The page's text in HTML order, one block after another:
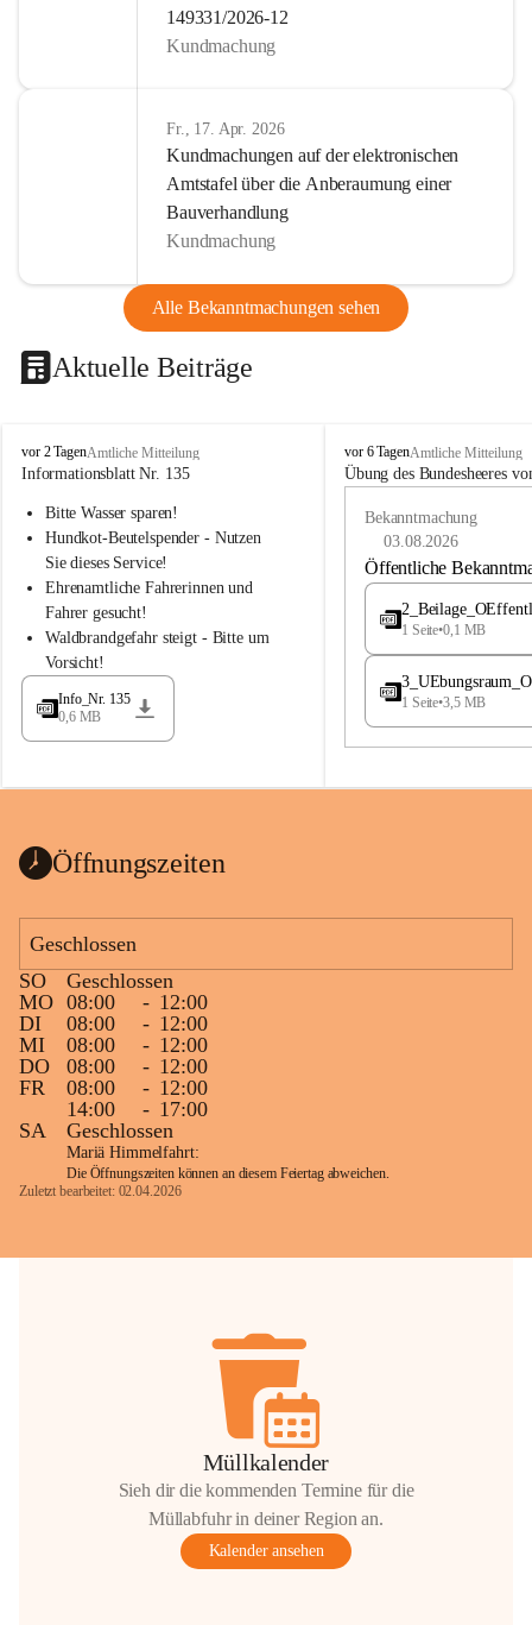
149331/2026-12
Kundmachung
Fr., 17. Apr. 2026
Kundmachungen auf der elektronischen
Amtstafel über die Anberaumung einer
Bauverhandlung
Kundmachung
Alle Bekanntmachungen sehen
Aktuelle Beiträge
B
u
h
a
d
l
a
vor 2 TagenAmtliche Mitteilung
Informationsblatt Nr. 135
Bitte Wasser sparen!
Hundkot-Beutelspender - Nutzen
Sie dieses Service!
Ehrenamtliche Fahrerinnen und
Fahrer gesucht!
Waldbrandgefahr steigt - Bitte um
Vorsicht!
Info_Nr. 135
0,6 MB
B
u
e
a
vor 6 TagenAmtliche Mitteilung
Übung des Bundesheeres
Bekanntmachung
03.08.2026
Öffentliche
1 Seite•0,1 MB
1 Seite•3,5 MB
Öffnungszeiten
Geschlossen
SO
Geschlossen
MO 08:00 - 12:00
DI
08:00 - 12:00
MI
08:00 - 12:00
DO
08:00 - 12:00
FR
08:00 - 12:00
14:00
- 17:00
SA
Geschlossen
Mariä Himmelfahrt:
Die Öffnungszeiten können an diesem Feiertag abweichen.
Zuletzt bearbeitet: 02.04.2026
Müllkalender
Sieh dir die kommenden Termine für die
Müllabfuhr in deiner Region an.
Kalender ansehen